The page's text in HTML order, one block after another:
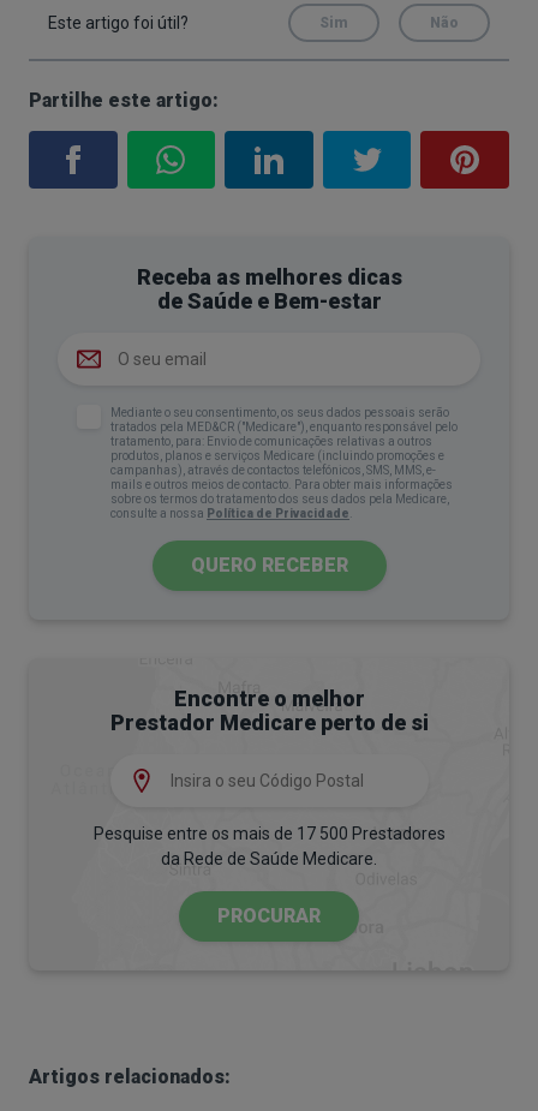
Este artigo foi útil? Sim Não
Partilhe este artigo:
Receba as melhores dicas
de Saúde e Bem-estar
Mediante o seu consentimento, os seus dados pessoais serão
tratados pela MED&CR ("Medicare"), enquanto responsável pelo
tratamento, para: Envio de comunicações relativas a outros
produtos, planos e serviços Medicare (incluindo promoções e
campanhas), através de contactos telefónicos, SMS, MMS, e-
mails e outros meios de contacto. Para obter mais informações
sobre os termos do tratamento dos seus dados pela Medicare,
consulte a nossa Política de Privacidade
QUERO RECEBER
Encontre o melhor
Prestador Medicare perto de si
Pesquise entre os mais de 17 500 Prestadores
da Rede de Saúde Medicare.
PROCURAR
Artigos relacionados: